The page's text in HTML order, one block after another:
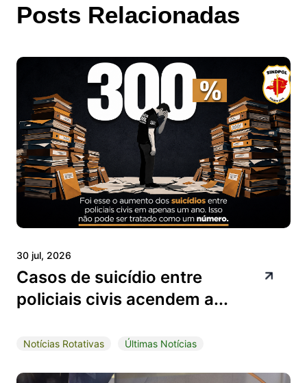
Posts Relacionadas
30 jul, 2026
Casos de suicídio entre
policiais civis acendem a...
Notícias Rotativas Últimas Notícias